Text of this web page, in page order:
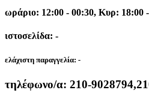
ωράριο: 12:00 - 00:30, Κυρ: 18:00
ιστοσελίδα: -
ελάχιστη παραγγελία: -
τηλέφωνο/α: 210-